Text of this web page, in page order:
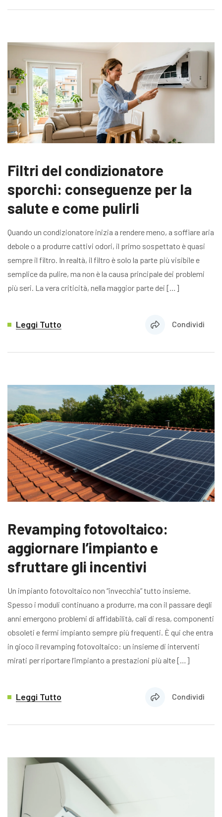
Filtri del condizionatore
sporchi: conseguenze per la
salute e come pulirli
Quando un condizionatore inizia a rendere meno, a soffiare aria
debole o a produrre cattivi odori, il primo sospettato è quasi
sempre il filtro. In realtà, il filtro è solo la parte più visibile e
semplice da pulire, ma non è la causa principale dei problemi
più seri. La vera criticità, nella maggior parte dei […]
Leggi Tutto Condividi
Revamping fotovoltaico:
aggiornare l’impianto e
sfruttare gli incentivi
Un impianto fotovoltaico non “invecchia” tutto insieme.
Spesso i moduli continuano a produrre, ma con il passare degli
anni emergono problemi di affidabilità, cali di resa, componenti
obsoleti e fermi impianto sempre più frequenti. È qui che entra
in gioco il revamping fotovoltaico: un insieme di interventi
mirati per riportare l’impianto a prestazioni più alte […]
Leggi Tutto Condividi